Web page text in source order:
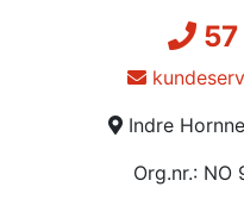
57
Indre
Org.nr.: NO